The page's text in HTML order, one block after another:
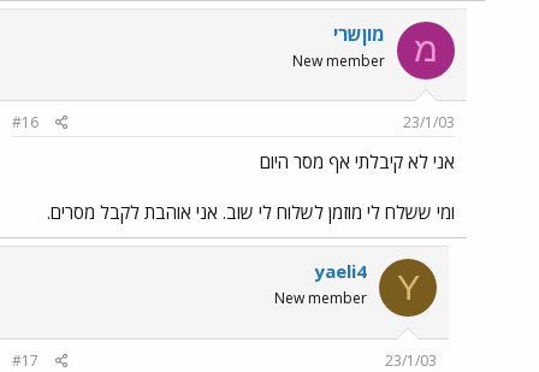
מ מוןשרי
New member
23/1/03
#16
אני לא קיבלתי אף מסר היום
ומי ששלח לי מוזמן לשלוח לי שוב. אני אוהבת לקבל מסרים.
Y
yaeli4
New member
23/1/03
#17